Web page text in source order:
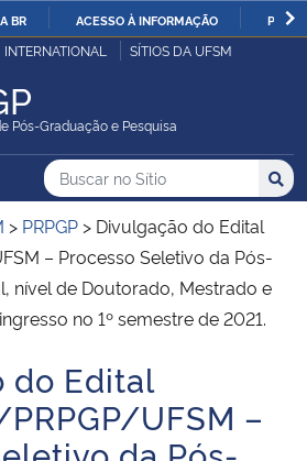
IR
BR ACESSO À INFORMAÇÃO
Pública
e Abastecimento
INTERNATIONAL SÍTIOS DA UFSM
Pós-Graduação e Pesquisa
do Sítio
Busca
Buscar no no Sítio
Busca:
> PRPGP > Divulgação do Edital
– Processo Seletivo da Pós-
nível de Doutorado, Mestrado e
no 1º semestre de 2021.
do Edital
UFSM –